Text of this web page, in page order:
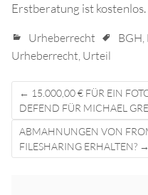
Erstberatung ist kostenlos.
Urheberrecht BGH,
Urheberrecht, Urteil
Post
navigation
← 15.000,00 € FÜR EIN
DEFEND FÜR MICHAEL
ABMAHNUNGEN VON
FILESHARING ERHALTEN? →